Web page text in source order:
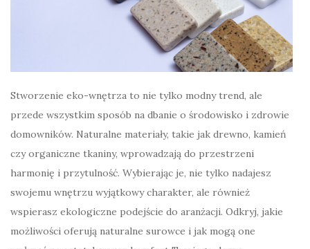
Stworzenie eko-wnętrza to nie tylko modny trend, ale
przede wszystkim sposób na dbanie o środowisko i zdrowie
domowników. Naturalne materiały, takie jak drewno, kamień
czy organiczne tkaniny, wprowadzają do przestrzeni
harmonię i przytulność. Wybierając je, nie tylko nadajesz
swojemu wnętrzu wyjątkowy charakter, ale również
wspierasz ekologiczne podejście do aranżacji. Odkryj, jakie
możliwości oferują naturalne surowce i jak mogą one